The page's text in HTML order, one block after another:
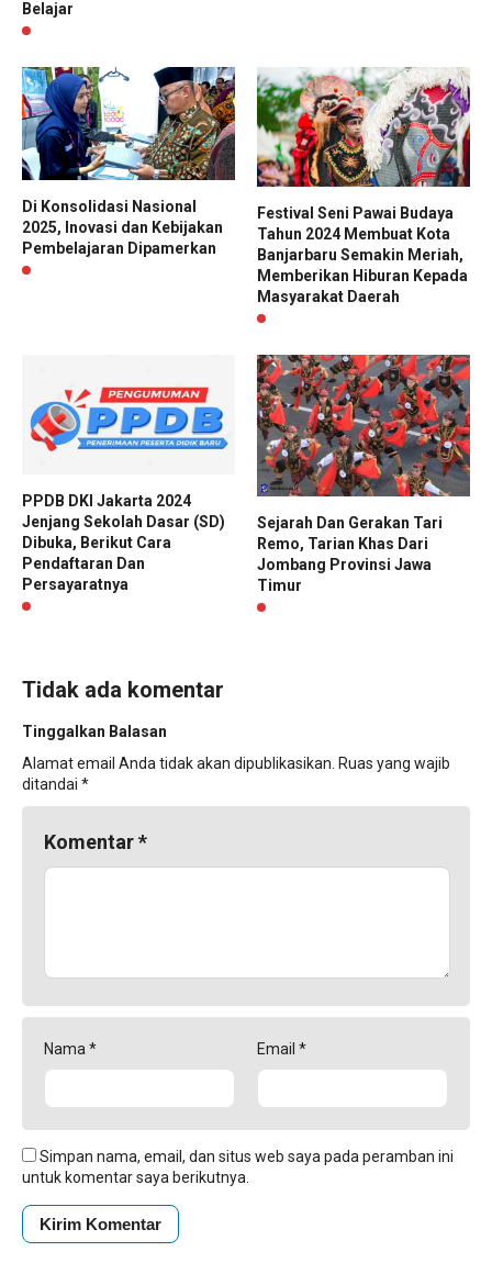
Belajar
Di Konsolidasi Nasional
2025, Inovasi dan Kebijakan
Pembelajaran Dipamerkan
Festival Seni Pawai Budaya
Tahun 2024 Membuat Kota
Banjarbaru Semakin Meriah,
Memberikan Hiburan Kepada
Masyarakat Daerah
PPDB DKI Jakarta 2024
Jenjang Sekolah Dasar (SD)
Dibuka, Berikut Cara
Pendaftaran Dan
Persayaratnya
Sejarah Dan Gerakan Tari
Remo, Tarian Khas Dari
Jombang Provinsi Jawa
Timur
Tidak ada komentar
Tinggalkan Balasan
Alamat email Anda tidak akan dipublikasikan. Ruas yang wajib
ditandai *
Komentar*
Nama* Email *
Simpan nama, email, dan situs web saya pada peramban ini
untuk komentar saya berikutnya.